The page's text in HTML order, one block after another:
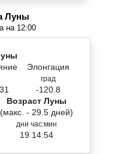
Луны
на 12:00
Элонгация
град
-120.8
Возраст Луны
(макс. - 29.5 дней)
дни час:мин
19 14:54